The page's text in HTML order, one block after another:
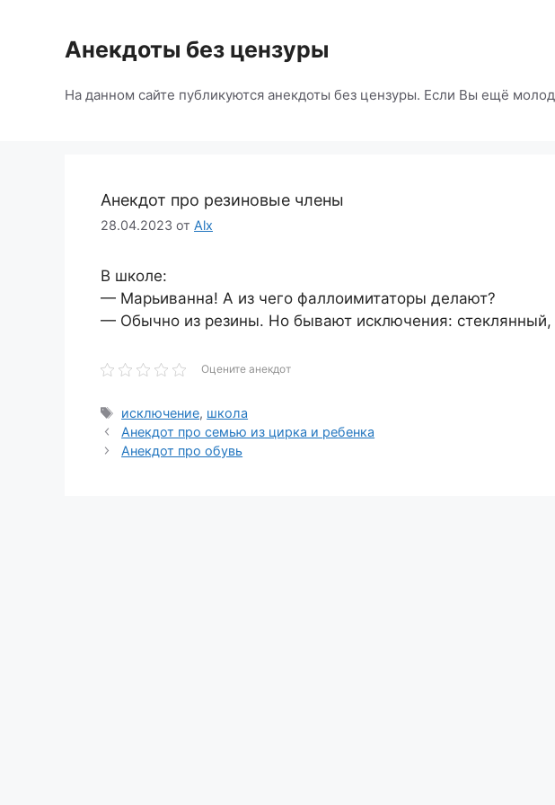
содержимомуАнекдоты без цензуры
На данном сайте публикуются анекдоты без цензуры. Если Вы ещё
Анекдот про резиновые члены
28.04.2023 от Alx
В школе:
— Марьиванна! А из чего фаллоимитаторы делают?
— Обычно из резины. Но бывают исключения:
Оцените анекдот
Метки
исключение, школа
Анекдот про семью из цирка и ребенка
Анекдот про обувь